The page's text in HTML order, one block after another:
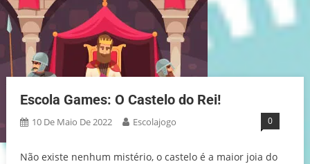
Escola Games: O Castelo do Rei!
10 De Maio De 2022 Escolajogo 0
Não existe nenhum mistério, o castelo é a maior joia do